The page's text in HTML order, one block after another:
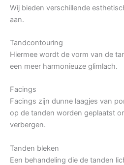
Wij bieden verschillende
aan.
Tandcontouring
Hiermee wordt de vorm van de
een meer harmonieuze glimlach.
Facings
Facings zijn dunne laagjes van
op de tanden worden geplaatst
verbergen.
Tanden bleken
Een behandeling die de tanden